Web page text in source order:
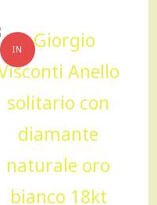
IN
OFFERTA!